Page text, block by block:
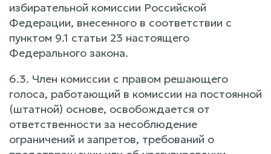
избирательной комиссии Российской
Федерации, внесенного в соответствии с
пунктом 9.1 статьи 23 настоящего
Федерального закона.
6.3. Член комиссии с правом решающего
голоса, работающий в комиссии на постоянной
(штатной) основе, освобождается от
ответственности за несоблюдение
ограничений и запретов, требований о